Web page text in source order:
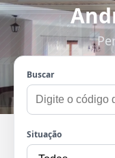
Buscar
Situação